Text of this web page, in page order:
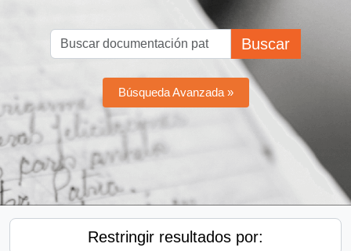
Buscar
Búsqueda Avanzada »
Restringir resultados por: